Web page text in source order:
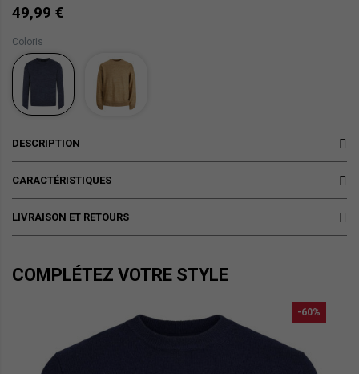
49,99 €
Coloris
DESCRIPTION
CARACTÉRISTIQUES
LIVRAISON ET RETOURS
COMPLÉTEZ VOTRE STYLE
-60%